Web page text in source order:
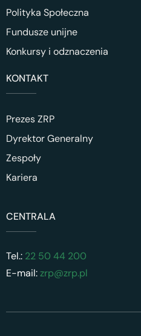
Polityka Społeczna
Fundusze unijne
Konkursy i odznaczenia
KONTAKT
Prezes ZRP
Dyrektor Generalny
Zespoły
Kariera
CENTRALA
Tel.: 22 50 44 200
E-mail:zrp@zrp.pl